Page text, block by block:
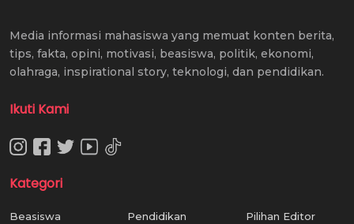
Media informasi mahasiswa yang memuat konten berita,
tips, fakta, opini, motivasi, beasiswa, politik, ekonomi,
olahraga, inspirational story, teknologi, dan pendidikan.
Ikuti Kami
Kategori
Beasiswa
Pendidikan
Pilihan Editor